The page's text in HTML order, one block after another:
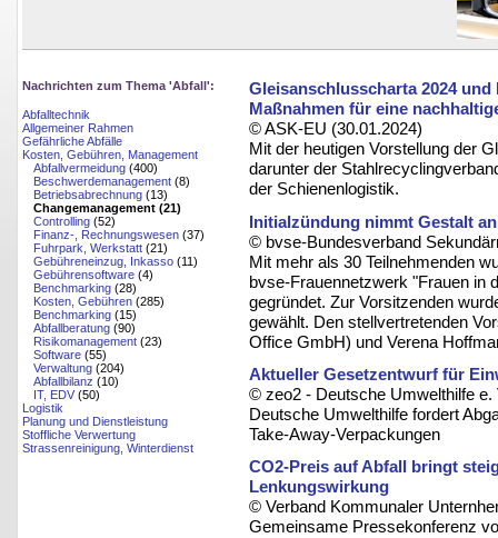
Nachrichten zum Thema 'Abfall':
Abfalltechnik
Allgemeiner Rahmen
Gefährliche Abfälle
Kosten, Gebühren, Management
Abfallvermeidung (400)
Beschwerdemanagement (8)
Betriebsabrechnung (13)
Changemanagement (21)
Controlling (52)
Finanz-, Rechnungswesen (37)
Fuhrpark, Werkstatt (21)
Gebühreneinzug, Inkasso (11)
Gebührensoftware (4)
Benchmarking (28)
Kosten, Gebühren (285)
Benchmarking (15)
Abfallberatung (90)
Risikomanagement (23)
Software (55)
Verwaltung (204)
Abfallbilanz (10)
IT, EDV (50)
Logistik
Planung und Dienstleistung
Stoffliche Verwertung
Strassenreinigung, Winterdienst
Gleisanschlusscharta 2024 und
Maßnahmen für eine
© ASK-EU (30.01.2024)
Mit der heutigen Vorstellung der
darunter der
der Schienenlogistik.
Initialzündung nimmt Gestalt
© bvse-Bundesverband
Mit mehr als 30 Teilnehmenden
bvse-Frauennetzwerk "Frauen in
gegründet. Zur Vorsitzenden
gewählt. Den stellvertretenden
Office GmbH) und Verena
Aktueller Gesetzentwurf für
© zeo2 - Deutsche Umwelthilfe e.
Deutsche Umwelthilfe fordert
Take-Away-Verpackungen
CO2-Preis auf Abfall bringt
Lenkungswirkung
© Verband Kommunaler
Gemeinsame Pressekonferenz